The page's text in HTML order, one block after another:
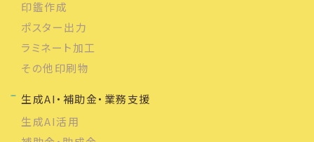
印鑑作成
ポスター出力
ラミネート加工
その他印刷物
生成AI・補助金・業務支援
生成AI活用